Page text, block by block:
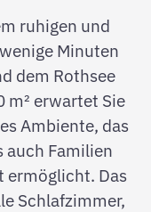
ruhigen und
Minuten
dem Rothsee
m² erwartet Sie
Ambiente, das
auch Familien
ermöglicht. Das
Schlafzimmer,